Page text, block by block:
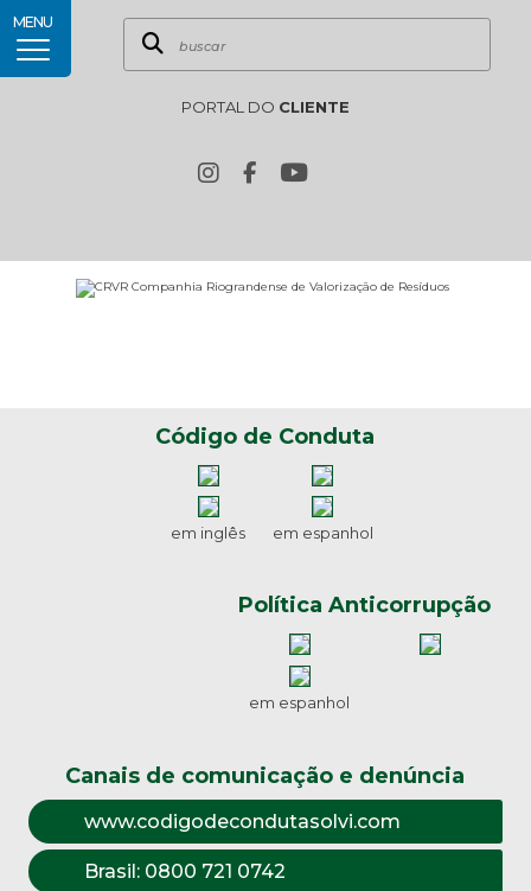
PORTAL DO CLIENTE
MENU
Código de Conduta
em inglês em espanhol
Política Anticorrupção
em espanhol
Canais de comunicação e denúncia
www.codigodecondutasolvi.com
Brasil: 0800 721 0742